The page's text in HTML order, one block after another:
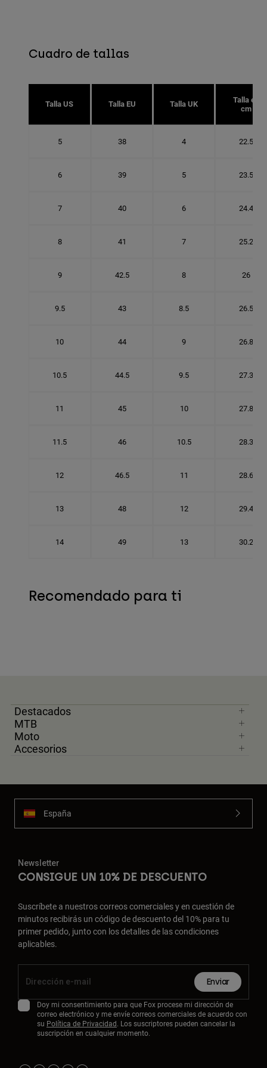
Cuadro de tallas
Talla US Talla EU Talla UK
Talla en
cm
5 38 4 22.5
6 39 5 23.5
7 40 6 24.4
8 41 7 25.2
9 42.5 8 26
9.5 43 8.5 26.5
10 44 9 26.8
10.5 44.5 9.5 27.3
11 45 10 27.8
11.5 46 10.5 28.3
12 46.5 11 28.6
13 48 12 29.4
14 49 13 30.2
Recomendado para ti
Destacados
MTB
Moto
Accesorios
España
Newsletter
CONSIGUE UN 10% DE DESCUENTO
Suscríbete a nuestros correos comerciales y en cuestión de
minutos recibirás un código de descuento del 10% para tu
primer pedido, junto con los detalles de las condiciones
aplicables.
Enviar
Doy mi consentimiento para que Fox procese mi dirección de
correo electrónico y me envíe correos comerciales de acuerdo con
su Política de Privacidad. Los suscriptores pueden cancelar la
suscripción en cualquier momento.